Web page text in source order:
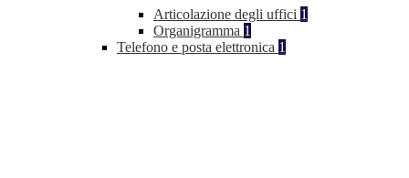
Articolazione degli uffici 1
Organigramma 1
Telefono e posta elettronica 1